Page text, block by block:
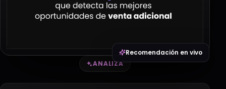
Recomendación en vivo
ANALIZA